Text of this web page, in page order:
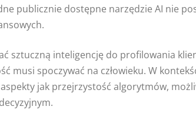
publicznie dostępne narzędzie AI nie
sztuczną inteligencję do profilowania
musi spoczywać na człowieku. W
jak przejrzystość algorytmów,